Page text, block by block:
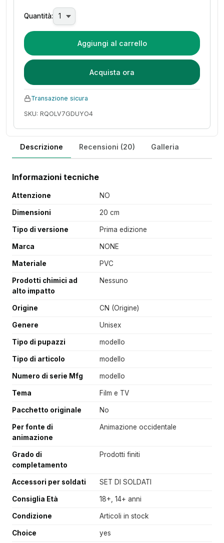
Quantità:
Aggiungi al carrello
Acquista ora
Transazione sicura
SKU: RQOLV7GDUYO4
Descrizione Recensioni (20) Galleria
Informazioni tecniche
Attenzione NO
Dimensioni 20 cm
Tipo di versione Prima edizione
Marca NONE
Materiale PVC
Prodotti chimici ad
alto impatto
Nessuno
Origine CN (Origine)
Genere Unisex
Tipo di pupazzi modello
Tipo di articolo modello
Numero di serie Mfg modello
Tema Film e TV
Pacchetto originale No
Per fonte di
animazione
Animazione occidentale
Grado di
completamento
Prodotti finiti
Accessori per soldati SET DI SOLDATI
Consiglia Età 18+, 14+ anni
Condizione Articoli in stock
Choice yes